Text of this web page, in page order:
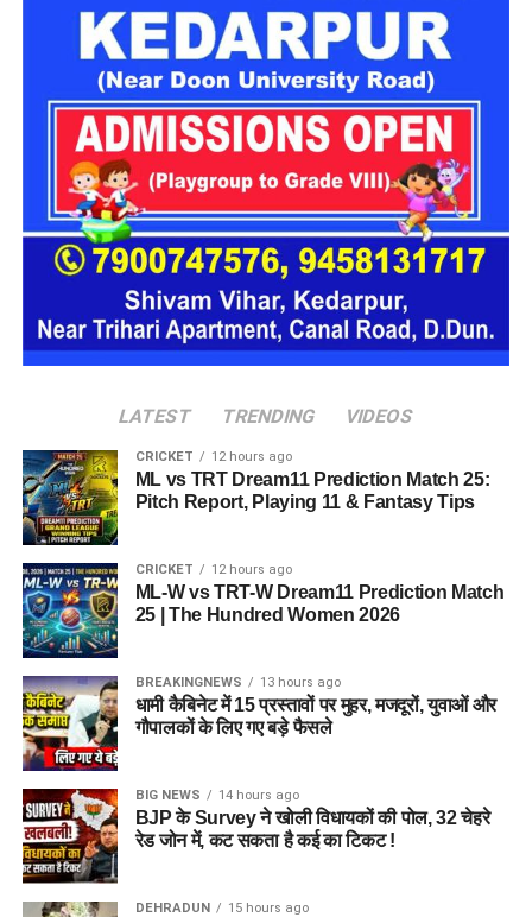
डॉ. चंद्र प्रकाश
भैसोड़ा
प्राचार्य, मेडिकल
कॉलेज अल्मोड़ा
प्राचार्य, मेडिकल
कॉलेज रुद्रपुर
डॉ. जीएस
तितियाल
मेडिकल कॉलेज
हल्द्वानी
प्राचार्य, मेडिकल
कॉलेज अल्मोड़ा
डॉ. अजय कुमार
आर्या
निदेशक, चिकित्सा
शिक्षा प्रभार
प्राचार्य, मेडिकल
कॉलेज हल्द्वानी
डॉ. आशुतोष
सयाना
प्राचार्य, मेडिकल
कॉलेज श्रीनगर
निदेशक, चिकित्सा
शिक्षा
डॉ. चंद्र मोहन
सिंह रावत
प्राचार्य, मेडिकल
कॉलेज हरिद्वार
प्राचार्य, मेडिकल
कॉलेज श्रीनगर
6
डॉ. पंकज सिंह
प्रोफेसर, मेडिकल
प्रभारी प्राचार्य,
हरिद्वार
LATEST TRENDING VIDEOS
CRICKET 12 hours ago
ML vs TRT Dream11 Prediction Match 25:
Pitch Report, Playing 11 & Fantasy Tips
CRICKET 12 hours ago
ML-W vs TRT-W Dream11 Prediction Match
25 | The Hundred Women 2026
BREAKINGNEWS 13 hours ago
धामी कैबिनेट में 15 प्रस्तावों पर मुहर, मजदूरों, युवाओं और
गौपालकों के लिए गए बड़े फैसले
BIG NEWS 14 hours ago
BJP के Survey ने खोली विधायकों की पोल, 32 चेहरे
रेड जोन में, कट सकता है कई का टिकट !
DEHRADUN 15 hours ago